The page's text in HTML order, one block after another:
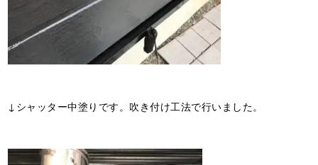
↓シャッター中塗りです。吹き付け工法で行いました。